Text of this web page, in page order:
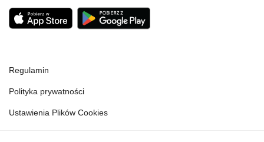
Regulamin
Polityka prywatności
Ustawienia Plików Cookies